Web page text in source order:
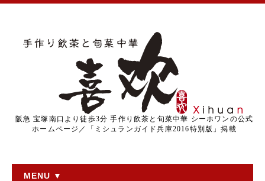
阪急 宝塚南口より徒歩3分 手作り飲茶と旬菜中華 シーホワンの公式
ホームページ／「ミシュランガイド兵庫2016特別版」掲載
MENU ▼